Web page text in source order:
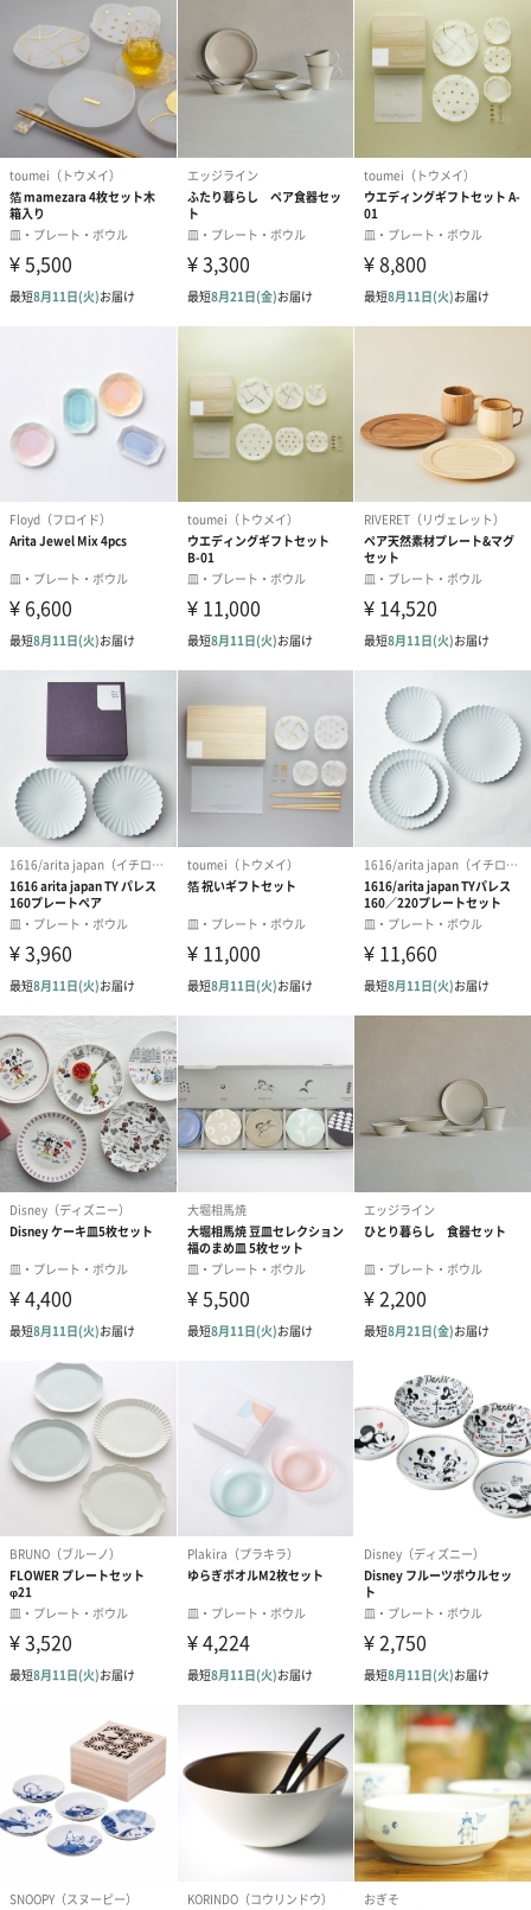
素材
磁器
商品サイズ
木瓜鉢3.5寸：幅105mm×長さ105mm×高さ36mm
（赤飴・にび白各2枚）
パッケージサ
イズ
縦22.5cm×横22.5cm×高さ4cm
全体重量
原産国
パッケージ内
同封物
取扱説明書
商品オプション情報
包装紙
あり（330円）
熨斗形式
（0円）